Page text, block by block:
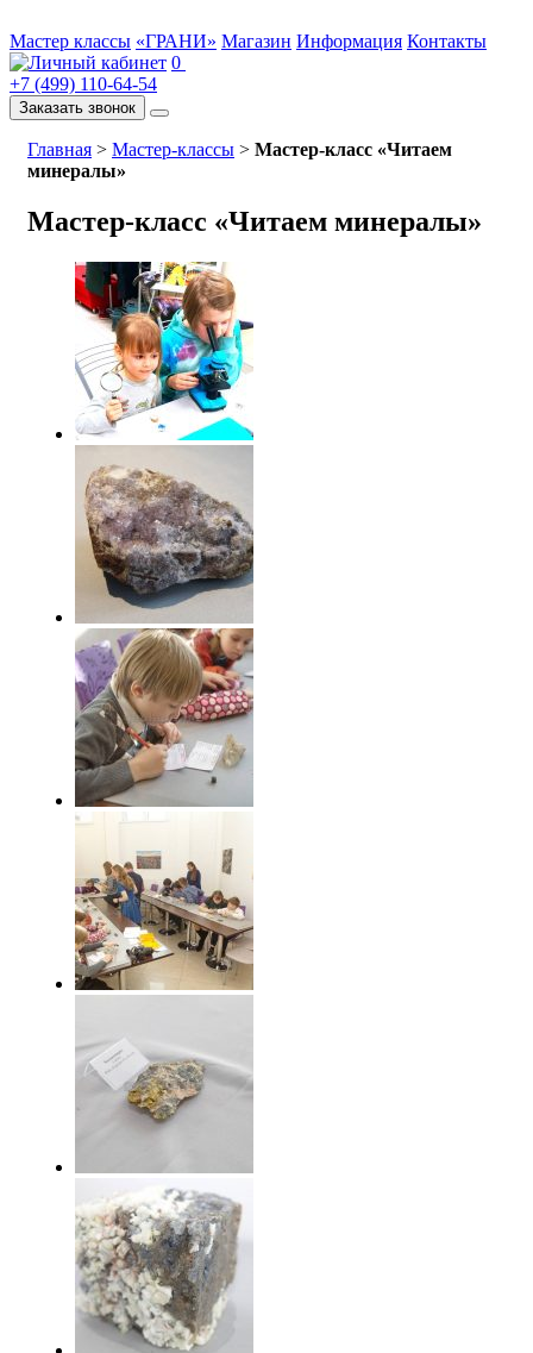
Мастер классы «ГРАНИ» Магазин Информация Контакты
0
+7 (499) 110-64-54
Заказать звонок
Главная > Мастер-классы > Мастер-класс «Читаем
минералы»
Мастер-класс «Читаем минералы»